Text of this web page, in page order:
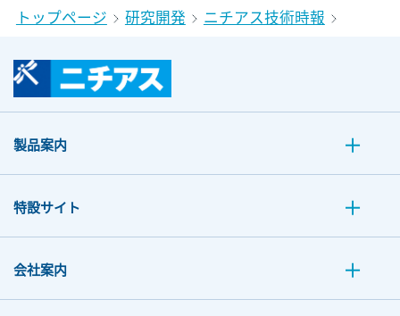
トップページ 研究開発 ニチアス技術時報
製品案内
特設サイト
会社案内